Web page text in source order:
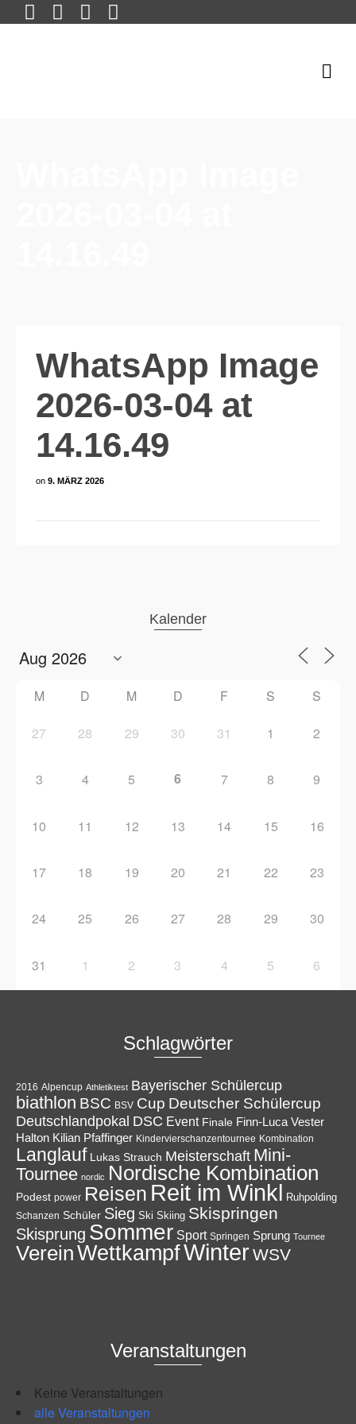
WhatsApp Image
2026-03-04 at
14.16.49
on 9. MÄRZ 2026
Kalender
M D M D F S S
27 28 29 30 31 1 2
3 4 5 6 7 8 9
10 11 12 13 14 15 16
17 18 19 20 21 22 23
24 25 26 27 28 29 30
31 1 2 3 4 5 6
Schlagwörter
2016 Alpencup Athletiktest Bayerischer Schülercup
biathlon BSC BSV Cup Deutscher Schülercup
Deutschlandpokal DSC Event Finale Finn-Luca Vester
Halton Kilian Pfaffinger Kindervierschanzentournee Kombination
Langlauf Lukas Strauch Meisterschaft Mini-
Tournee nordic Nordische Kombination
Podest power Reisen Reit im Winkl Ruhpolding
Schanzen Schüler Sieg Ski Skiing Skispringen
Skisprung Sommer Sport Springen Sprung Tournee
VereinWettkampfWinterWSV
Veranstaltungen
Keine Veranstaltungen
alle Veranstaltungen